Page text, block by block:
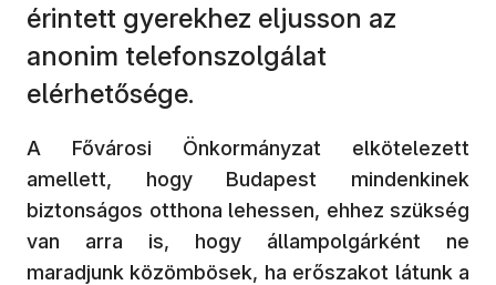
érintett gyerekhez eljusson az
anonim telefonszolgálat
elérhetősége.
A Fővárosi Önkormányzat elkötelezett
amellett, hogy Budapest mindenkinek
biztonságos otthona lehessen, ehhez szükség
van arra is, hogy állampolgárként ne
maradjunk közömbösek, ha erőszakot látunk a